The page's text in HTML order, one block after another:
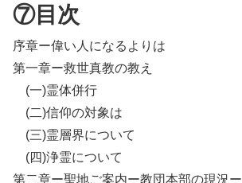
⑦目次
序章ー偉い人になるよりは
第一章ー救世真教の教え
(一)霊体併行
(二)信仰の対象は
(三)霊層界について
(四)浄霊について
第二章ー聖地ご案内ー教団本部の現況ー